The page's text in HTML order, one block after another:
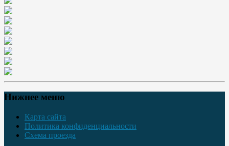
Нижнее меню
Карта сайта
Политика конфиденциальности
Схема проезда